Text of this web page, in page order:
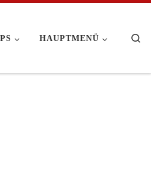
HAUPTMENÜ